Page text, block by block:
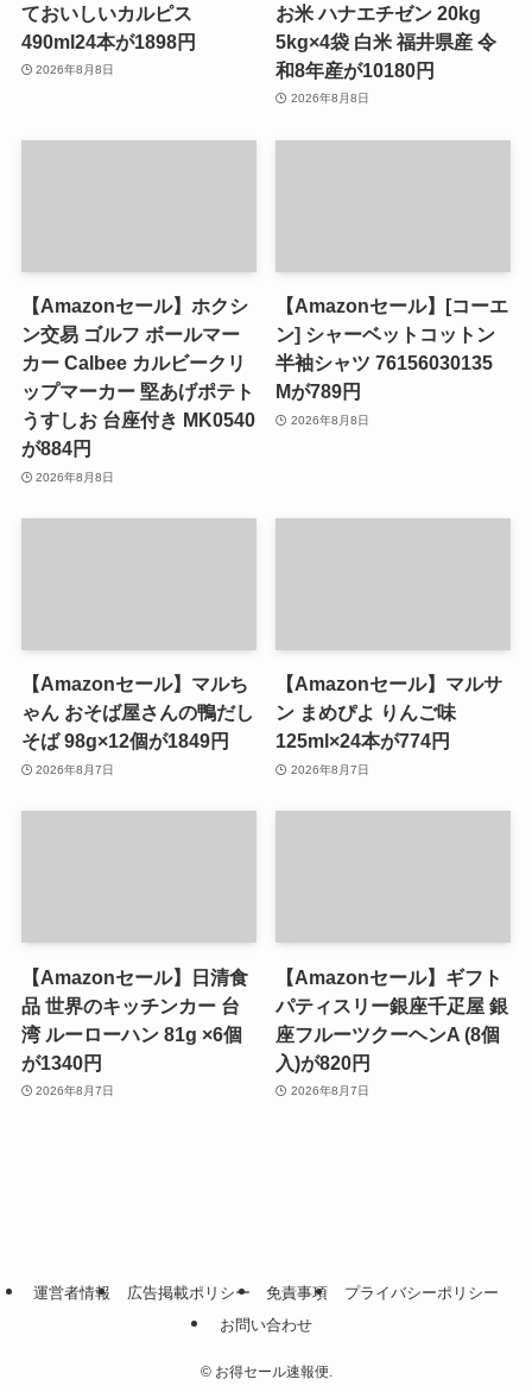
ておいしいカルピス
490ml24本が1898円
2026年8月8日
お米 ハナエチゼン 20kg
5kg×4袋 白米 福井県産 令
和8年産が10180円
2026年8月8日
【Amazonセール】ホクシ
ン交易 ゴルフ ボールマー
カー Calbee カルビークリ
ップマーカー 堅あげポテト
うすしお 台座付き MK0540
が884円
2026年8月8日
【Amazonセール】[コーエ
ン] シャーベットコットン
半袖シャツ 76156030135
Mが789円
2026年8月8日
【Amazonセール】マルち
ゃん おそば屋さんの鴨だし
そば 98g×12個が1849円
2026年8月7日
【Amazonセール】マルサ
ン まめぴよ りんご味
125ml×24本が774円
2026年8月7日
【Amazonセール】日清食
品 世界のキッチンカー 台
湾 ルーローハン 81g ×6個
が1340円
2026年8月7日
【Amazonセール】ギフト
パティスリー銀座千疋屋 銀
座フルーツクーヘンA (8個
入)が820円
2026年8月7日
運営者情報 広告掲載ポリシー 免責事項
プライバシーポリシー
お問い合わせ
©お得セール速報便.